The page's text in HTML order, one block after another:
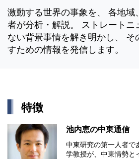
激動する世界の事象を、 各地域
者が分析・解説。 ストレートニ
ない背景事情を解き明かし、 そ
すための情報を発信します。
特徴
池内恵の中東通信
中東研究の第⼀⼈者で
学教授が、中東情勢と